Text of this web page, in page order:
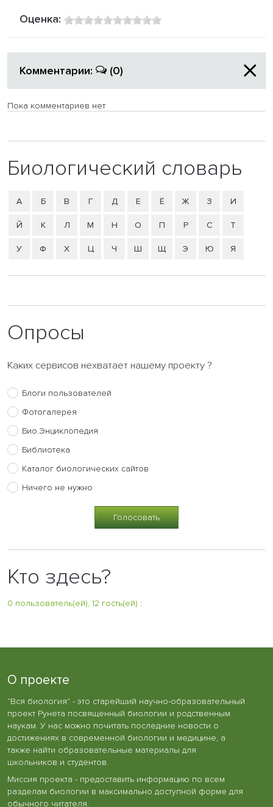
Оценка:
Комментарии: (0)
Пока комментариев нет
Биологический словарь
А Б В Г Д Е Ё Ж З И
Й К Л М Н О П Р С Т
У Ф Х Ц Ч Ш Щ Э Ю Я
Опросы
Каких сервисов нехватает нашему проекту ?
Блоги пользователей
Фотогалерея
Био.Энциклопедия
Библиотека
Каталог биологических сайтов
Ничего не нужно
Кто здесь?
0 пользователь(ей), 12 гость(ей) :
О проекте
"Вся биология" - это старейший научно-образовательный
проект Рунета посвященный биологии и родственным
наукам. У нас можно почитать последние новости о
достижениях в современной биологии и медицине, а
также найти образовательные материалы для
школьников и студентов.
Миссия проекта - предоставить информацию по всем
разделам биологии в максимально доступной форме для
обычного читателя.